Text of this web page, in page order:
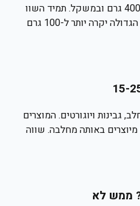
גבינה צהובה נמכרת ב-200 גרם, 400 גרם ובמשקל. תמיד השוו
מחיר ל-100 גרם. לעיתים האריזה הגדולה יקרה יותר ל-100 גרם
גבינות ויוגורטים. המוצרים
מיוצרים באותה מחלבה. שווה
ממש לא